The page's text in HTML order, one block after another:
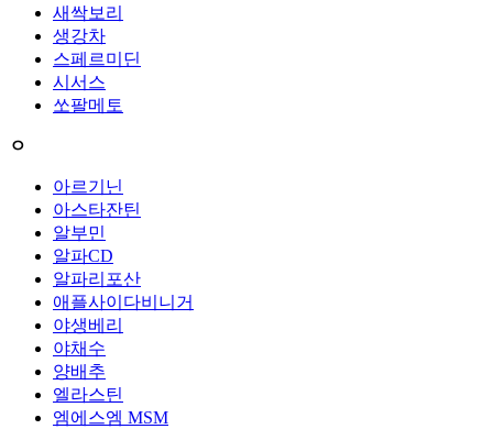
새싹보리
생강차
스페르미딘
시서스
쏘팔메토
ㅇ
아르기닌
아스타잔틴
알부민
알파CD
알파리포산
애플사이다비니거
야생베리
야채수
양배추
엘라스틴
엠에스엠 MSM